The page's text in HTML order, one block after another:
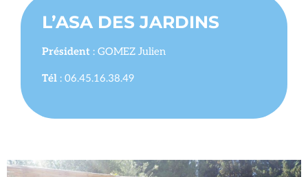
L’ASA DES JARDINS
Président : GOMEZ Julien
Tél : 06.45.16.38.49